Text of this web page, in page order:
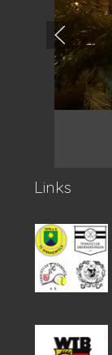
Links